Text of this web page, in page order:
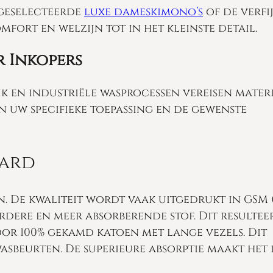
luxe dameskimono’s of de
en welzijn tot in het kleinste detail.
Inkopers
en industriële wasprocessen vereisen
specifieke toepassing en de gewenste
De kwaliteit wordt vaak uitgedrukt in GSM
en meer absorberende stof. Dit
100% gekamd katoen met lange vezels. Dit
De superieure absorptie maakt het